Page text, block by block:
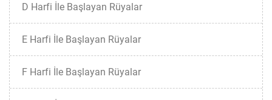
D Harfi İle Başlayan Rüyalar
E Harfi İle Başlayan Rüyalar
F Harfi İle Başlayan Rüyalar